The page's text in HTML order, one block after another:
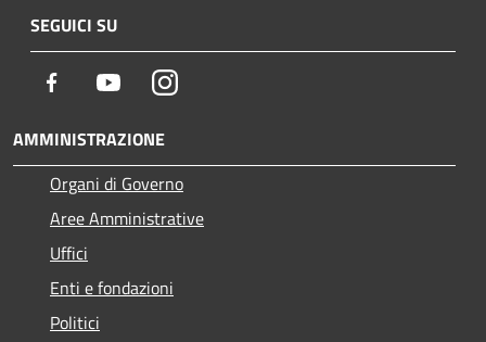
SEGUICI SU
Facebook YoutubeInstagram
AMMINISTRAZIONE
Organi di Governo
Aree Amministrative
Uffici
Enti e fondazioni
Politici